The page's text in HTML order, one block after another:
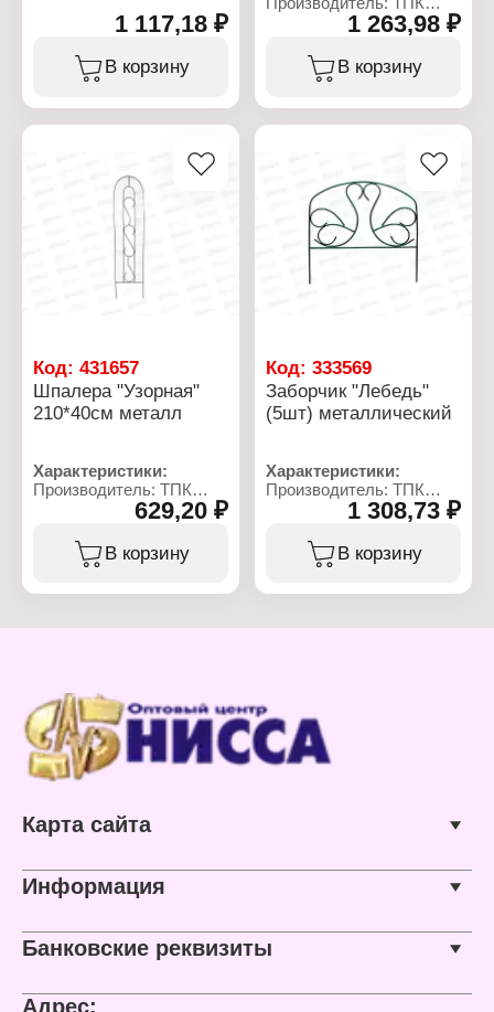
Тип товара: Садовое
ограждение
Модель: "Узкий плюс"
Вариация: Забор
Высота, см: 55
Ширина, см: 82
Цвет: зеленый
Диаметр трубы: 10 мм
Количество в упаковке: 5
Тип покрытия:
порошковая окраска
1 117,18 ₽
В корзину
Тип товара: Шпалера
Модель: "Для огурцов"
Назначение: садовая
Диаметр трубы: 18 мм
Тип покрытия:
оцинкованное покрытие
1 263,98 ₽
В корзину
Код: 431657
Шпалера "Узорная"
210*40см металл
Характеристики:
Производитель: ТПК
Тип товара: Шпалера
Модель: "Узорная"
Назначение: садовая
порошковое
окрашивание
629,20 ₽
В корзину
Код:333569
Заборчик "Лебедь"
(5шт) металлический
Характеристики:
Производитель: ТПК
Тип товара: Садовое
ограждение
Модель: "Лебедь"
Диаметр трубы: 10 мм
Количество в упаковке: 5
шт
Тип покрытия:
1 308,73 ₽
В корзину
Карта сайта
Информация
Банковские реквизиты
Адрес: